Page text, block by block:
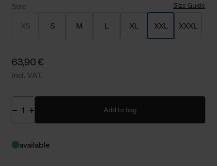
Size Size Guide
XS S M L XL XXL XXXL
63,90 €
incl. VAT.
Add to bag
available